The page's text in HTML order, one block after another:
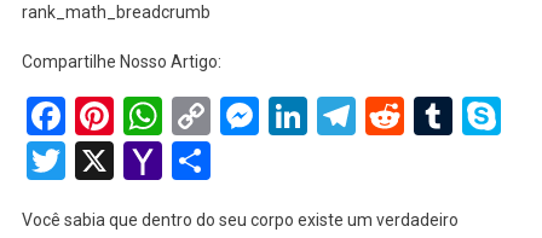
2025
rank_math_breadcrumb
Compartilhe Nosso Artigo:
Facebook
Pinterest
WhatsApp
Copy
Link
Messenger
LinkedIn
Telegram
Reddit
Twitter
X YahooShare
Você sabia que dentro do seu corpo existe um verdadeiro